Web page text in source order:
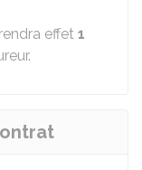
effet 1